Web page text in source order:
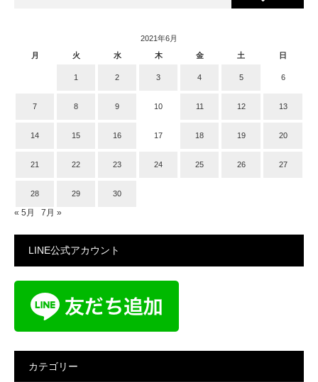
2021年6月
月
火 水 木 金 土 日
1 2 3 4 5 6
7 8 9 10 11 12 13
14 15 16 17 18 19 20
21 22 23 24 25 26 27
28 29 30
« 5月 7月 »
LINE公式アカウント
カテゴリー